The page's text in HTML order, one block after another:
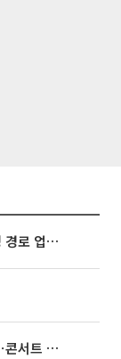
태풍 '돌핀' 오키나와 접근…일본기상청 경로 업데이트
빅뱅, 20주년 기념 '새 뱅봉' 선보인다⋯콘서트 앞두고 팝업 개최